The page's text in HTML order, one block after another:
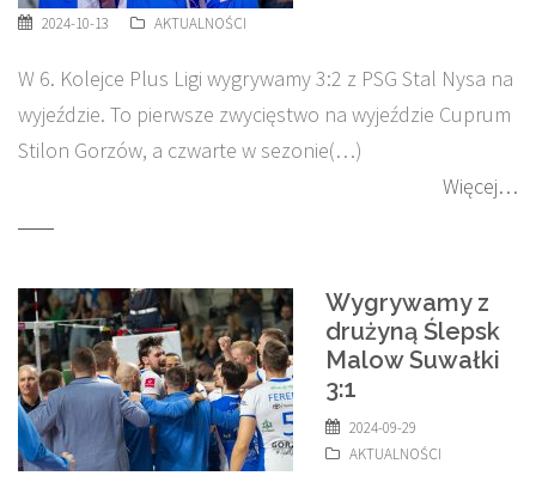
2024-10-13 AKTUALNOŚCI
W 6. Kolejce Plus Ligi wygrywamy 3:2 z PSG Stal Nysa na
wyjeździe. To pierwsze zwycięstwo na wyjeździe Cuprum
Stilon Gorzów, a czwarte w sezonie(…)
Więcej…
Wygrywamy z
drużyną Ślepsk
Malow Suwałki
3:1
2024-09-29
AKTUALNOŚCI